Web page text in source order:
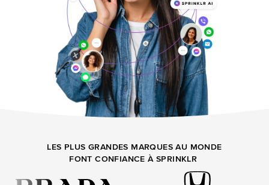
LES PLUS GRANDES MARQUES AU MONDE
FONT CONFIANCE À SPRINKLR